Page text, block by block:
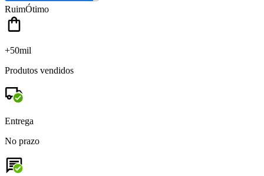
RuimÓtimo
+50mil
Produtos vendidos
Entrega
No prazo